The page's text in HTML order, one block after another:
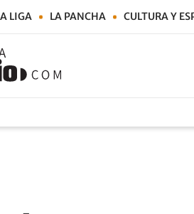
LIGA LA PANCHA CULTURA Y